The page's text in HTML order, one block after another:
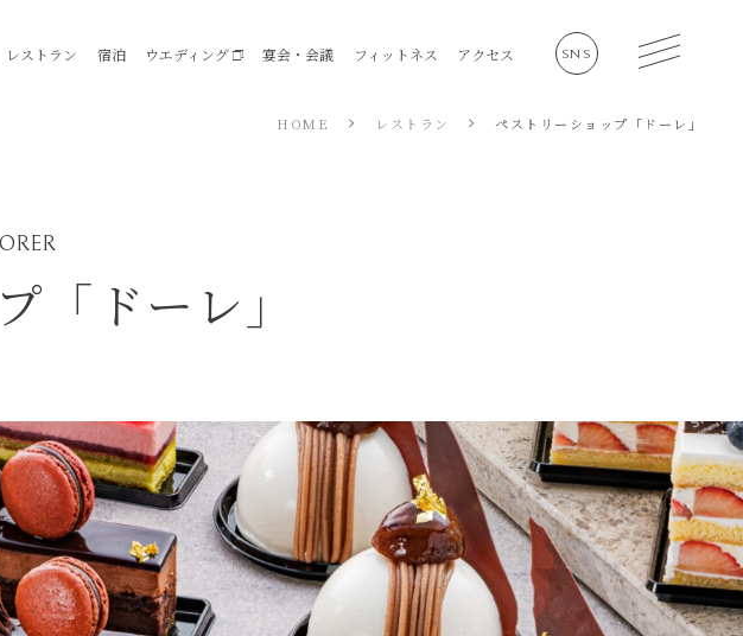
レストラン 宿泊 ウエディング 宴会・会議 フィットネス アクセス SNS
HOME レストラン ペストリーショップ「ドーレ」
「ドーレ」
ィットネス
横浜をたのしむ
会・会議
クセス
ー
施設利用規約
資金決済に関する法律に基
づく利用者保護措置に関す
る情報提供について
よくあるご質問